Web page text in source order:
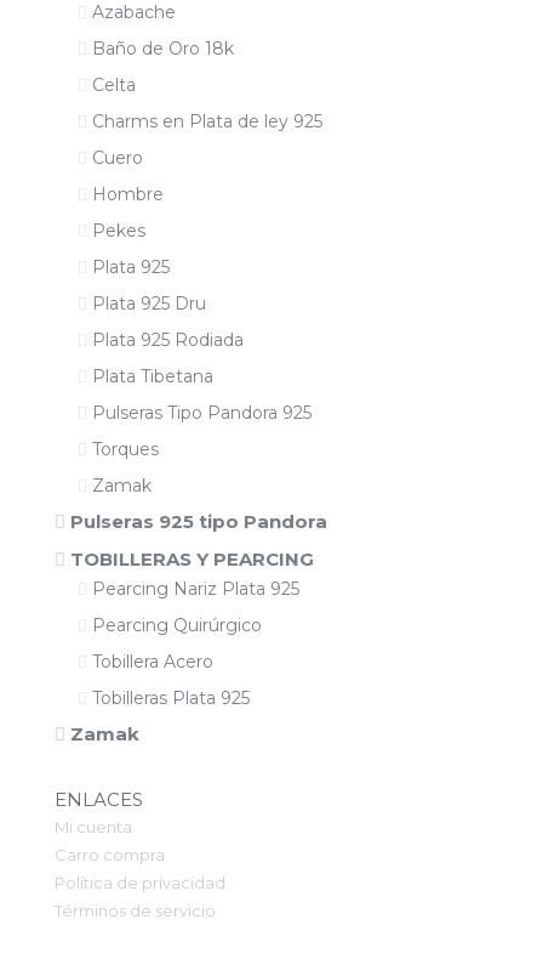
Azabache
Baño de Oro 18k
Celta
Charms en Plata de ley 925
Cuero
Hombre
Pekes
Plata 925
Plata 925 Dru
Plata 925 Rodiada
Plata Tibetana
Pulseras Tipo Pandora 925
Torques
Zamak
Pulseras 925 tipo Pandora
TOBILLERAS Y PEARCING
Pearcing Nariz Plata 925
Pearcing Quirúrgico
Tobillera Acero
Tobilleras Plata 925
Zamak
ENLACES
Mi cuenta
Carro compra
Política de privacidad
Términos de servicio